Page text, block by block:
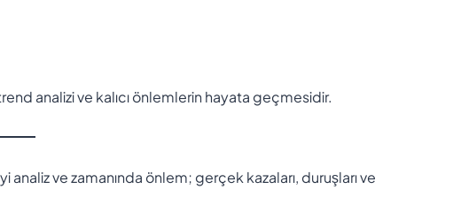
analizi ve kalıcı önlemlerin hayata geçmesidir.
analiz ve zamanında önlem; gerçek kazaları, duruşları ve